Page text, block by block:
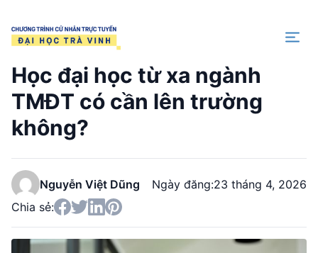
Trang chủ
Học đại học từ xa ngành
TMĐT có cần lên trường
không?
Nguyễn Việt Dũng Ngày đăng:23 tháng 4, 2026
Chia sẻ: